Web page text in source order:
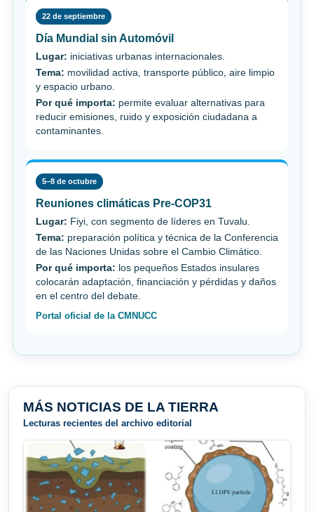
22 de septiembre
Día Mundial sin Automóvil
Lugar: iniciativas urbanas internacionales.
Tema: movilidad activa, transporte público, aire limpio
y espacio urbano.
Por qué importa: permite evaluar alternativas para
reducir emisiones, ruido y exposición ciudadana a
contaminantes.
5–8 de octubre
Reuniones climáticas Pre-COP31
Lugar: Fiyi, con segmento de líderes en Tuvalu.
Tema: preparación política y técnica de la Conferencia
de las Naciones Unidas sobre el Cambio Climático.
Por qué importa: los pequeños Estados insulares
colocarán adaptación, financiación y pérdidas y daños
en el centro del debate.
Portal oficial de la CMNUCC
MÁS NOTICIAS DE LA TIERRA
Lecturas recientes del archivo editorial